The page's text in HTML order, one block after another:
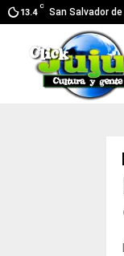
13.4
C
San Salvador